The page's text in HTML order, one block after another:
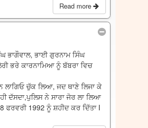
Read more
ਭਾਗੌਵਾਲ, ਭਾਈ ਗੁਰਨਾਮ ਸਿੰਘ
ਭਰੇ ਕਾਰਨਾਮਿਆ ਨੂੰ ਬੱਬਰਾ ਵਿਚ
ਚੁੱਕ ਲਿਆ, ਜਦ ਥਾਣੇ ਲਿਜਾ ਕੇ
ਦੱਸਦਾ,ਪੁਲਿਸ ਨੇ ਸਾਰਾ ਜੋਰ ਲਾ ਲਿਆ
ਫਰਵਰੀ 1992 ਨੂੰ ਸ਼ਹੀਦ ਕਰ ਦਿੱਤਾ I